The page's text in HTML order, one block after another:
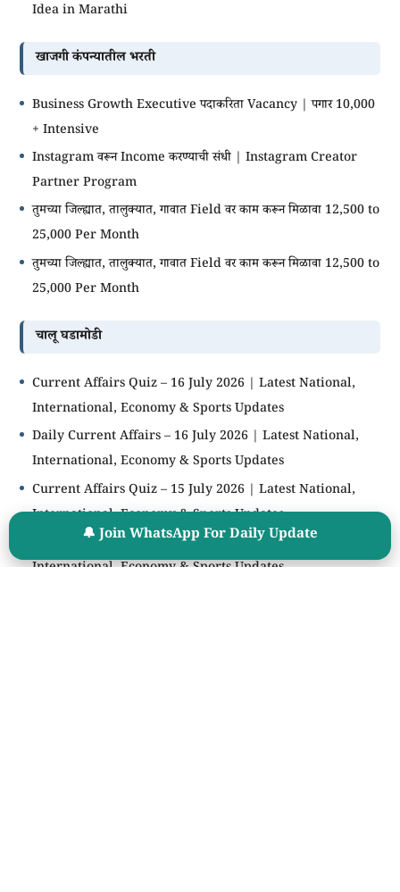
🔔 Join WhatsApp For Daily Update
Idea in Marathi
खाजगी कंपन्यातील भरती
Business Growth Executive पदाकरिता Vacancy | पगार 10,000
+ Intensive
Instagram वरून Income करण्याची संधी | Instagram Creator
Partner Program
तुमच्या जिल्ह्यात, तालुक्यात, गावात Field वर काम करून मिळावा 12,500 to
25,000 Per Month
तुमच्या जिल्ह्यात, तालुक्यात, गावात Field वर काम करून मिळावा 12,500 to
25,000 Per Month
चालू घडामोडी
Current Affairs Quiz – 16 July 2026 | Latest National,
International, Economy & Sports Updates
Daily Current Affairs – 16 July 2026 | Latest National,
International, Economy & Sports Updates
Current Affairs Quiz – 15 July 2026 | Latest National,
International, Economy & Sports Updates
Daily Current Affairs – 15 July 2026 | Latest National,
International, Economy & Sports Updates